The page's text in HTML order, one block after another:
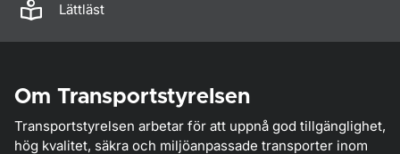
Lättläst
Om Transportstyrelsen
Transportstyrelsen arbetar för att uppnå god tillgänglighet,
hög kvalitet, säkra och miljöanpassade transporter inom